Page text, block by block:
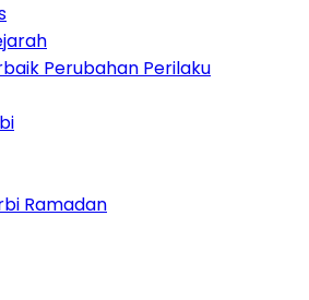
Perubahan Perilaku
Ramadan